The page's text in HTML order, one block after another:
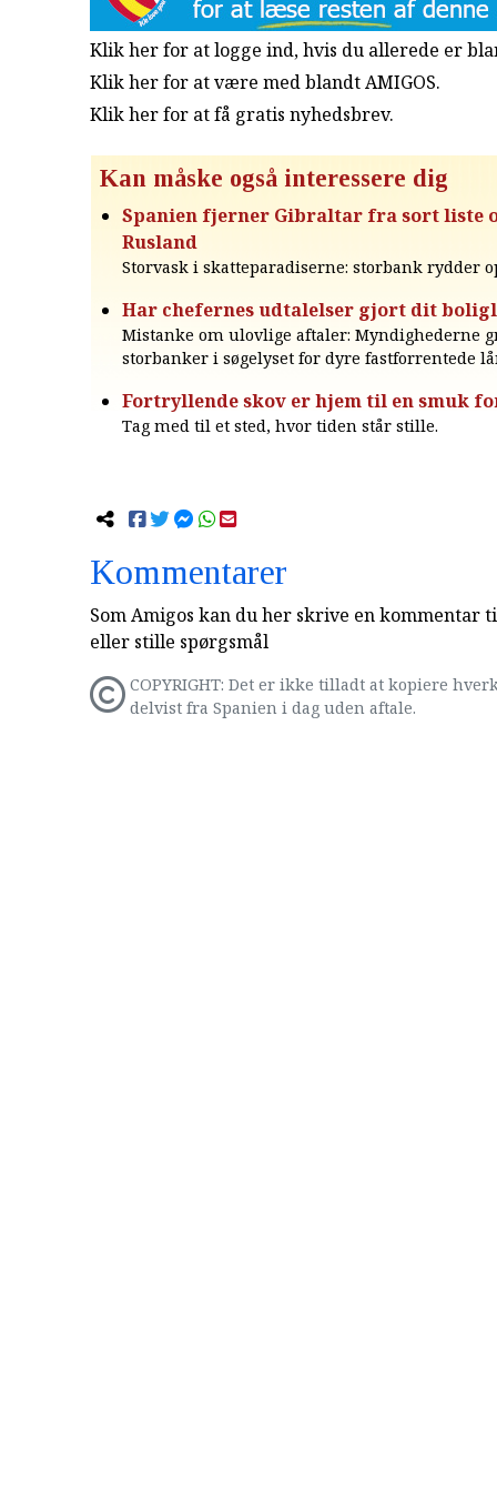
Klik her for at logge ind, hvis du allerede er
Klik her for at være med blandt AMIGOS.
Klik her for at få gratis nyhedsbrev.
Kan måske også interessere dig
Spanien fjerner Gibraltar fra sort liste
Rusland
Storvask i skatteparadiserne: storbank rydder
Har chefernes udtalelser gjort dit
Mistanke om ulovlige aftaler: Myndighederne
storbanker i søgelyset for dyre fastforrentede
Fortryllende skov er hjem til en smuk
Tag med til et sted, hvor tiden står stille.
Kommentarer
Som Amigos kan du her skrive en kommentar
eller stille spørgsmål
COPYRIGHT: Det er ikke tilladt at kopiere
delvist fra Spanien i dag uden aftale.